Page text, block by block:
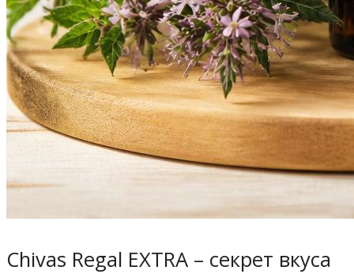
Chivas Regal EXTRA – секрет вкуса